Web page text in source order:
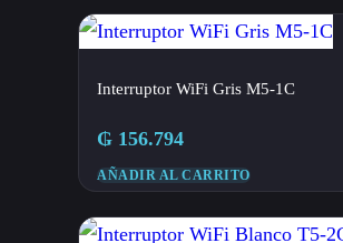
Interruptor WiFi Gris M5-1C
₲ 156.794
AÑADIR AL CARRITO